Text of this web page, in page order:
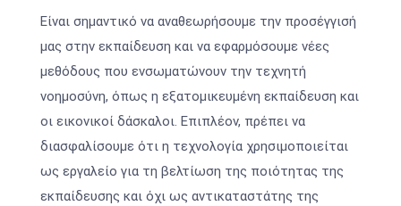
Είναι σημαντικό να αναθεωρήσουμε την προσέγγισή
μας στην εκπαίδευση και να εφαρμόσουμε νέες
μεθόδους που ενσωματώνουν την τεχνητή
νοημοσύνη, όπως η εξατομικευμένη εκπαίδευση και
οι εικονικοί δάσκαλοι. Επιπλέον, πρέπει να
διασφαλίσουμε ότι η τεχνολογία χρησιμοποιείται
ως εργαλείο για τη βελτίωση της ποιότητας της
εκπαίδευσης και όχι ως αντικαταστάτης της